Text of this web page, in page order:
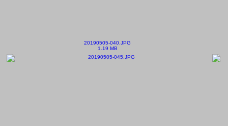
20190505-040.JPG
1.19 MB